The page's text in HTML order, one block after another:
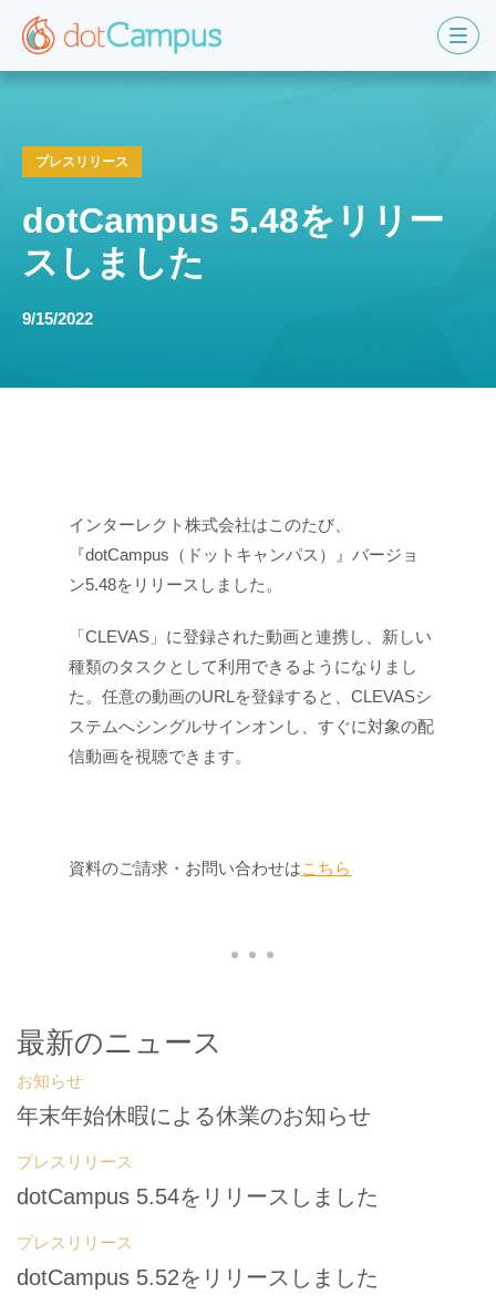
プレスリリース
dotCampus 5.48をリリー
スしました
9/15/2022
インターレクト株式会社はこのたび、
『dotCampus（ドットキャンパス）』バージョ
ン5.48をリリースしました。
「CLEVAS」に登録された動画と連携し、新しい
種類のタスクとして利用できるようになりまし
た。任意の動画のURLを登録すると、CLEVASシ
ステムへシングルサインオンし、すぐに対象の配
信動画を視聴できます。
資料のご請求・お問い合わせはこちら
最新のニュース
お知らせ
年末年始休暇による休業のお知らせ
プレスリリース
dotCampus 5.54をリリースしました
プレスリリース
dotCampus 5.52をリリースしました